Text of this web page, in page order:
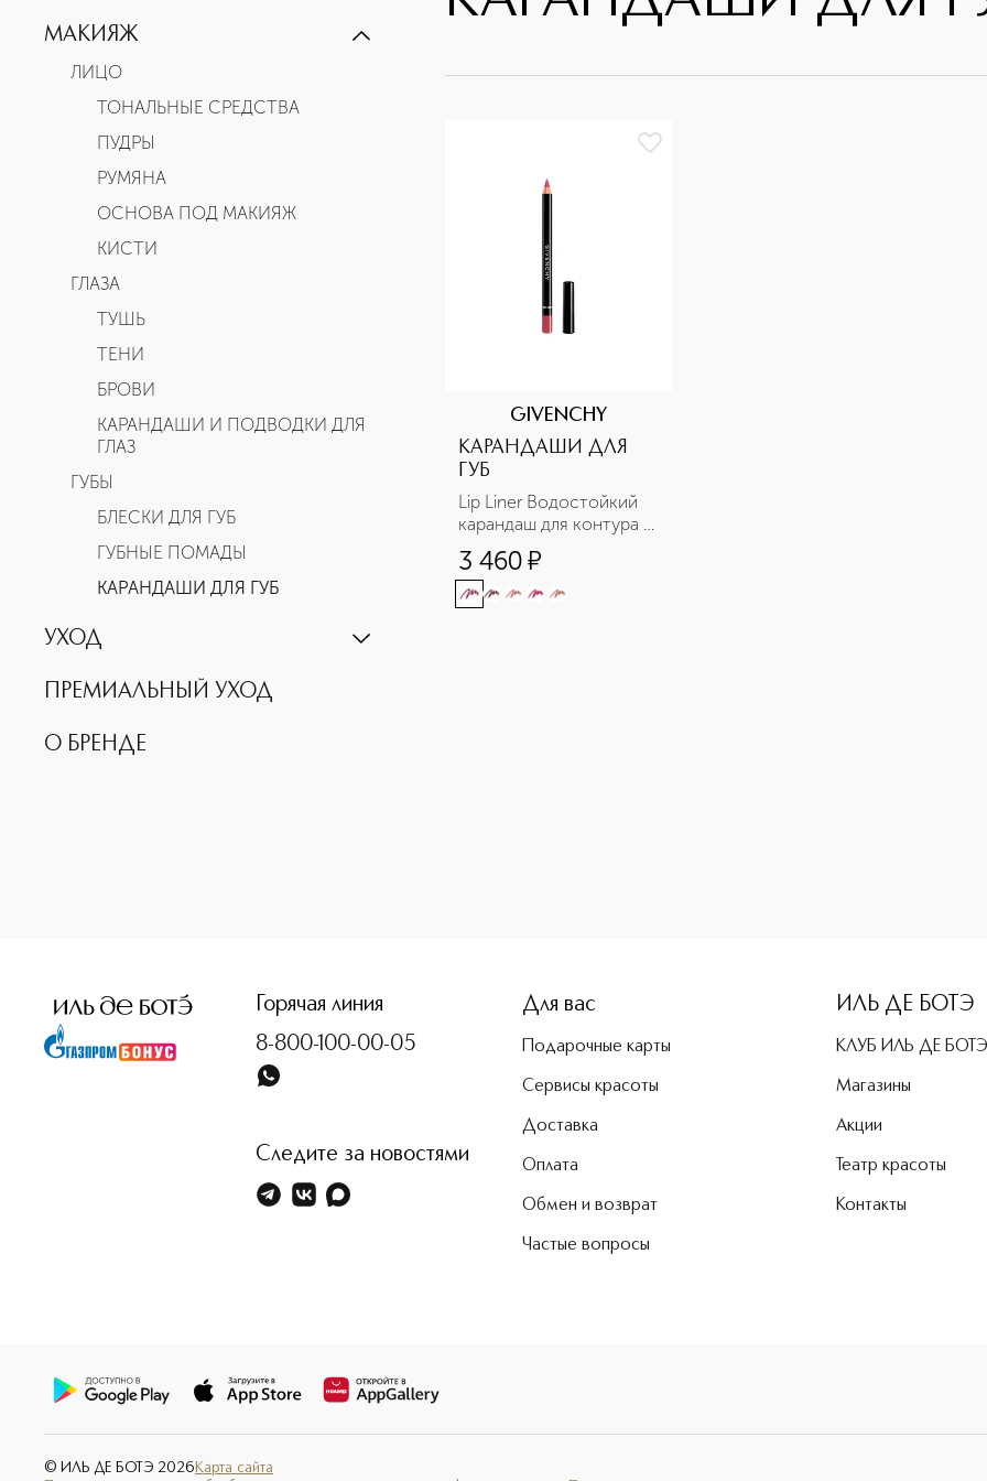
ЖЕНСКАЯ ПАРФЮМЕРИЯ
МАКИЯЖ
ЛИЦО
ТОНАЛЬНЫЕ СРЕДСТВА
ПУДРЫ
РУМЯНА
ОСНОВА ПОД МАКИЯЖ
КИСТИ
ГЛАЗА
ТУШЬ
ТЕНИ
БРОВИ
КАРАНДАШИ И ПОДВОДКИ ДЛЯ
ГЛАЗ
ГУБЫ
БЛЕСКИ ДЛЯ ГУБ
ГУБНЫЕ ПОМАДЫ
КАРАНДАШИ ДЛЯ ГУБ
УХОД
УВЛАЖНЕНИЕ И ОЧИЩЕНИЕ
АНТИВОЗРАСТНОЙ УХОД
ПРЕМИАЛЬНЫЙ УХОД
О БРЕНДЕ
GIVENCHY
КАРАНДАШИ ДЛЯ
ГУБ
Lip Liner Водостойкий
карандаш для контура
губ с точилкой
3 460¤
Горячая линия
8-800-100-00-05
Следите за новостями
Для вас
Подарочные карты
Сервисы красоты
Доставка
Оплата
Обмен и возврат
Частые вопросы
ИЛЬ ДЕ БОТЭ
КЛУБ ИЛЬ ДЕ БОТЭ
Магазины
Акции
Театр красоты
Контакты
© ИЛЬ ДЕ БОТЭ 2026 Карта сайта